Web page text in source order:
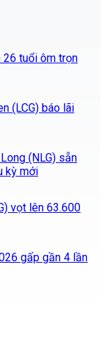
26 tuổi ôm trọn
(LCG) báo lãi
(NLG) sẵn
kỳ mới
vọt lên 63.600
gấp gần 4 lần